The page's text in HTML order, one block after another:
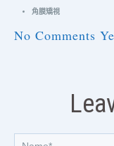
角膜矯視
No Comments